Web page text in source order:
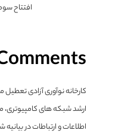
افتتاح
کارخانه نوآوری آزادی
ارشد شبکه های کامپیوتری،
اطلاعات و ارتباطاتدر